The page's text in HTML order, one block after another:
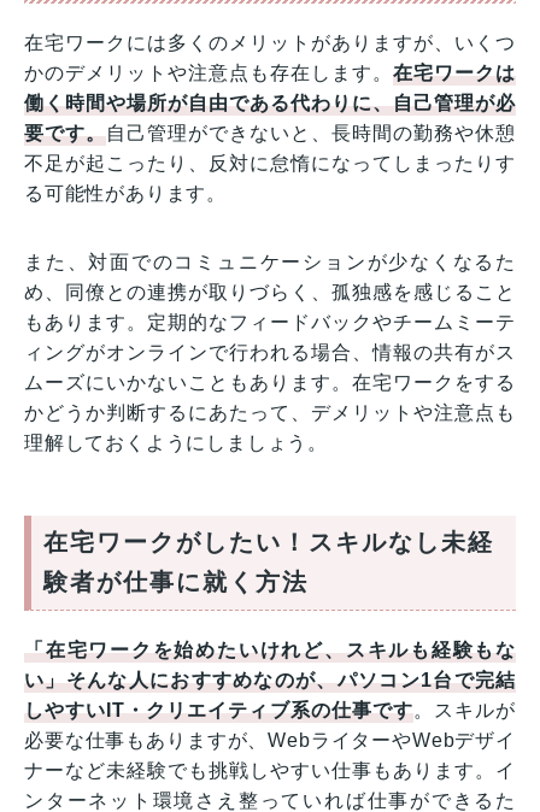
在宅ワークには多くのメリットがありますが、いくつ
かのデメリットや注意点も存在します。在宅ワークは
働く時間や場所が自由である代わりに、自己管理が必
要です。自己管理ができないと、長時間の勤務や休憩
不足が起こったり、反対に怠惰になってしまったりす
る可能性があります。
また、対面でのコミュニケーションが少なくなるた
め、同僚との連携が取りづらく、孤独感を感じること
もあります。定期的なフィードバックやチームミーテ
ィングがオンラインで行われる場合、情報の共有がス
ムーズにいかないこともあります。在宅ワークをする
かどうか判断するにあたって、デメリットや注意点も
理解しておくようにしましょう。
在宅ワークがしたい！スキルなし未経
験者が仕事に就く方法
「在宅ワークを始めたいけれど、スキルも経験もな
い」そんな人におすすめなのが、パソコン1台で完結
しやすいIT・クリエイティブ系の仕事です。スキルが
必要な仕事もありますが、WebライターやWebデザイ
ナーなど未経験でも挑戦しやすい仕事もあります。イ
ンターネット環境さえ整っていれば仕事ができるた